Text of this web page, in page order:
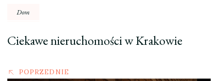
Dom
Ciekawe nieruchomości w Krakowie
POPRZEDNIE